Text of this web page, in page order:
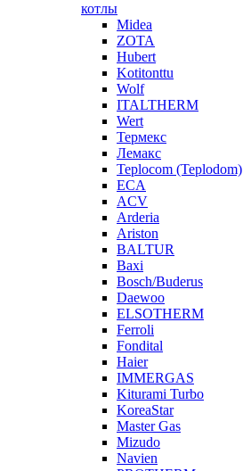
котлы
Midea
ZOTA
Hubert
Kotitonttu
Wolf
ITALTHERM
Wert
Термекс
Лемакс
Teplocom (Teplodom)
ECA
ACV
Arderia
Ariston
BALTUR
Baxi
Bosch/Buderus
Daewoo
ELSOTHERM
Ferroli
Fondital
Haier
IMMERGAS
Kiturami Turbo
KoreaStar
Master Gas
Mizudo
Navien